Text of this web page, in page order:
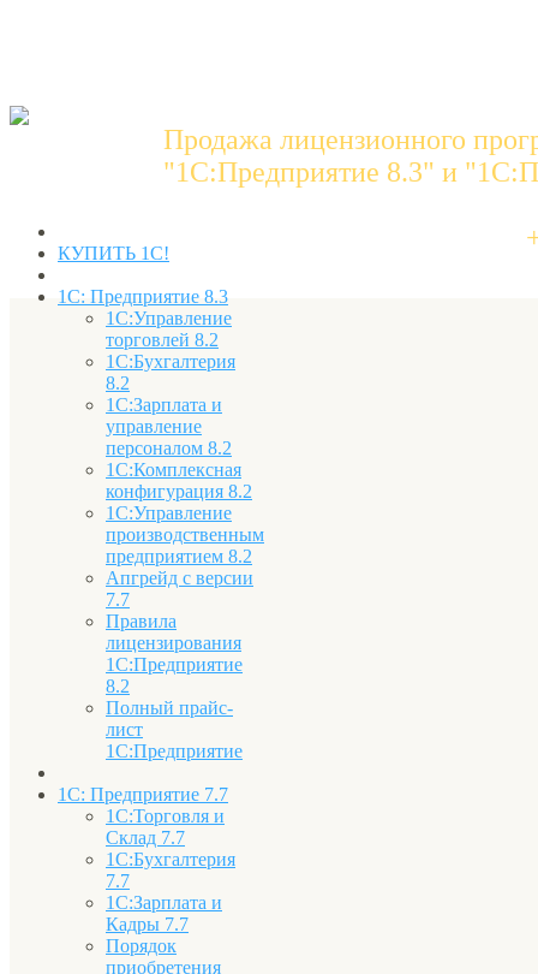
Продажа лицензионного
"1C:Предприятие 8.3" и
КУПИТЬ 1С!
1С: Предприятие 8.3
1С:Управление
торговлей 8.2
1С:Бухгалтерия
8.2
1С:Зарплата и
управление
персоналом 8.2
1С:Комплексная
конфигурация 8.2
1С:Управление
производственным
предприятием 8.2
Апгрейд с версии
7.7
Правила
лицензирования
1С:Предприятие
8.2
Полный прайс-
лист
1С:Предприятие
1С: Предприятие 7.7
1С:Торговля и
Склад 7.7
1С:Бухгалтерия
7.7
1С:Зарплата и
Кадры 7.7
Порядок
приобретения